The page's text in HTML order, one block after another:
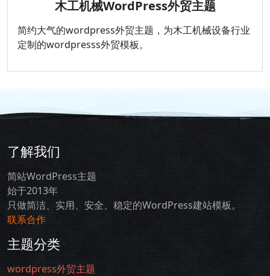
木工机械WordPress外贸主题
简约大气的wordpress外贸主题，为木工机械设备行业
定制的wordpresss外贸模板。
了解我们
简站WordPress主题
始于2013年
只做简洁、实用、安全、稳定的WordPress建站模板。
联系合作
主题分类
wordpress外贸主题